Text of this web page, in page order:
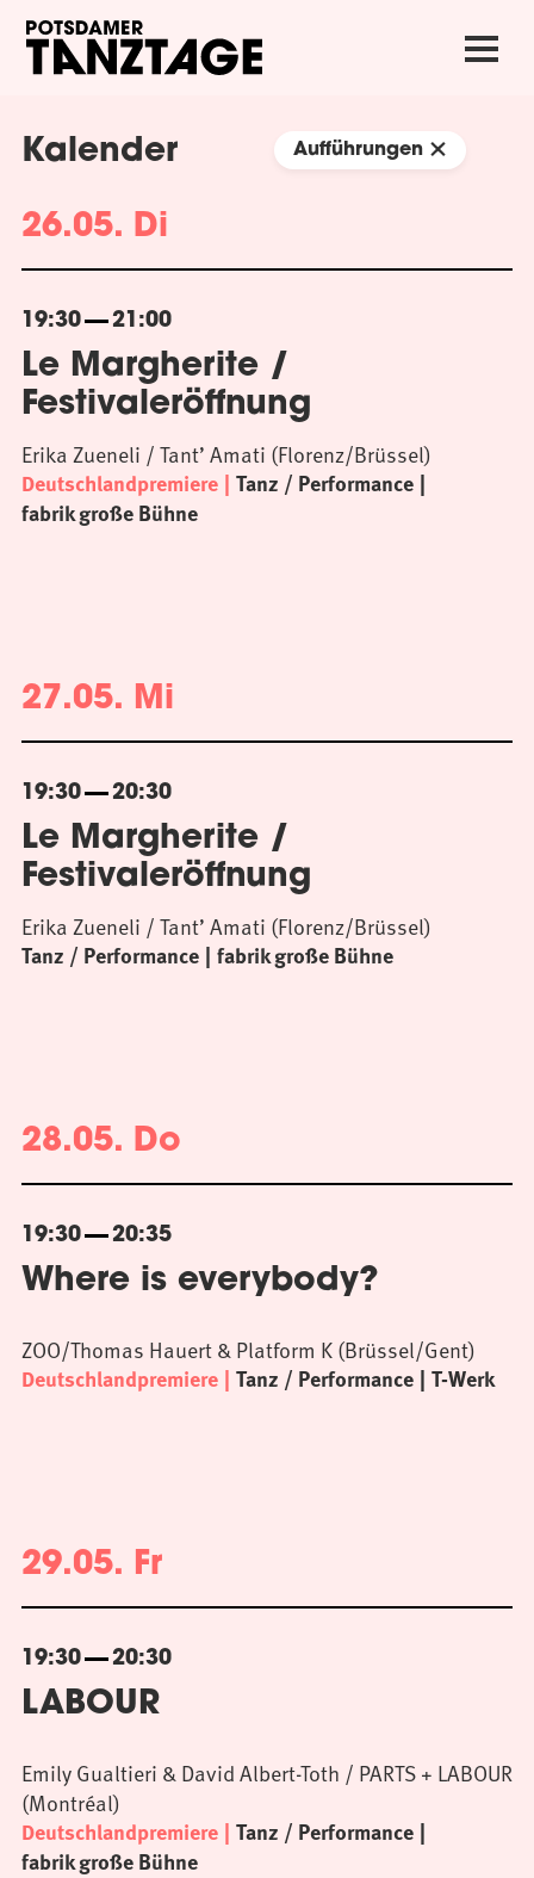
Kalender Aufführungen
26.05. Di
19:30 21:00
Le Margherite /
Festivaleröffnung
Deutschlandpremiere Tanz / Performance
fabrik große Bühne
Erika Zueneli / Tant’ Amati (Florenz/Brüssel)
27.05. Mi
19:30 20:30
Le Margherite /
Festivaleröffnung
Tanz / Performance fabrik große Bühne
Erika Zueneli / Tant’ Amati (Florenz/Brüssel)
28.05. Do
19:30 20:35
Where is everybody?
Deutschlandpremiere Tanz / Performance T-Werk
ZOO/Thomas Hauert & Platform K (Brüssel/Gent)
29.05. Fr
19:30 20:30
LABOUR
Deutschlandpremiere Tanz / Performance
fabrik große Bühne
Emily Gualtieri & David Albert-Toth / PARTS + LABOUR
(Montréal)